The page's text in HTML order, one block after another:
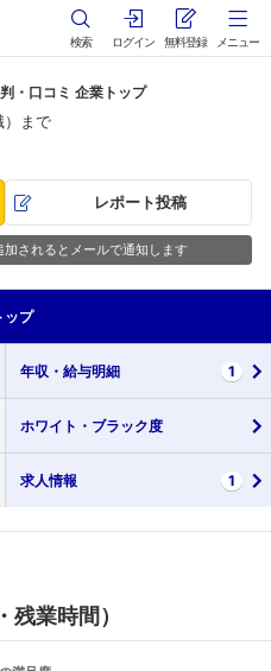
検索 ログイン 無料登録 メニュー
・口コミ 企業トップ
）まで
レポート投稿
されるとメールで通知します
ップ
年収・ 給与明細 1
ホワイト・ ブラック度
求人情報 1
残業時間）